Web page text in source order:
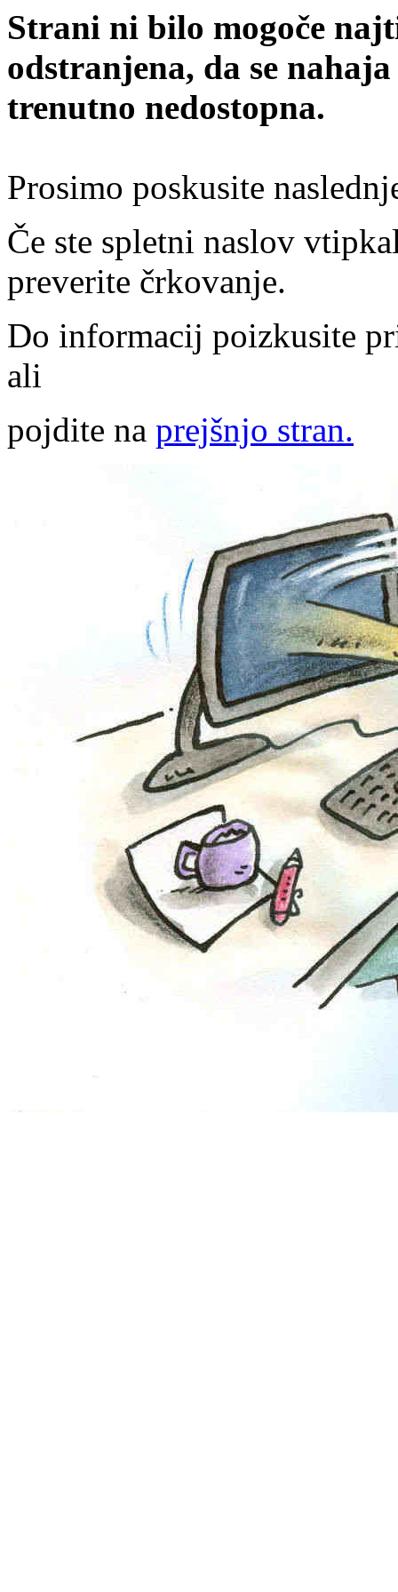
Strani ni bilo mogoče
odstranjena, da se
trenutno nedostopna.
Prosimo poskusite
Če ste spletni naslov
preverite črkovanje.
Do informacij poizkusite
ali
pojdite na prejšnjo stran.